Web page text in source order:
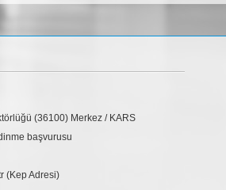
(36100) Merkez / KARS
başvurusu
(Kep Adresi)